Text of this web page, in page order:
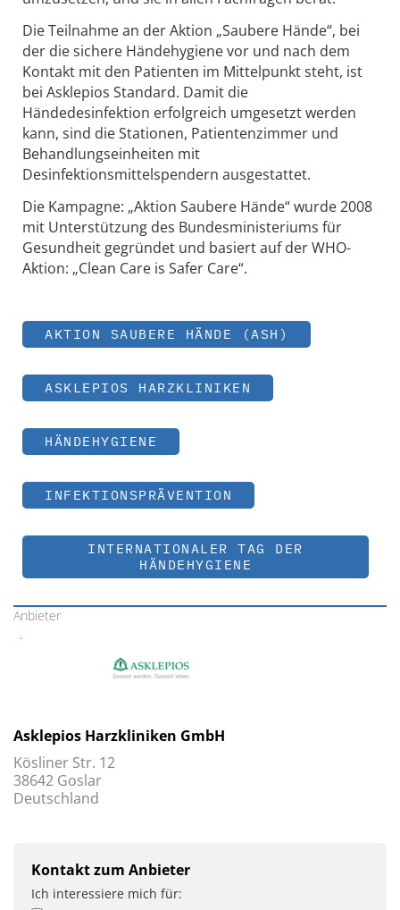
Die Teilnahme an der Aktion „Saubere Hände“, bei
der die sichere Händehygiene vor und nach dem
Kontakt mit den Patienten im Mittelpunkt steht, ist
bei Asklepios Standard. Damit die
Händedesinfektion erfolgreich umgesetzt werden
kann, sind die Stationen, Patientenzimmer und
Behandlungseinheiten mit
Desinfektionsmittelspendern ausgestattet.
Die Kampagne: „Aktion Saubere Hände“ wurde 2008
mit Unterstützung des Bundesministeriums für
Gesundheit gegründet und basiert auf der WHO-
Aktion: „Clean Care is Safer Care“.
AKTION SAUBERE HÄNDE (ASH)
ASKLEPIOS HARZKLINIKEN
HÄNDEHYGIENE
INFEKTIONSPRÄVENTION
INTERNATIONALER TAG DER
HÄNDEHYGIENE
Anbieter
Asklepios Harzkliniken GmbH
Kösliner Str. 12
38642 Goslar
Deutschland
Kontakt zum Anbieter
Ich interessiere mich für: